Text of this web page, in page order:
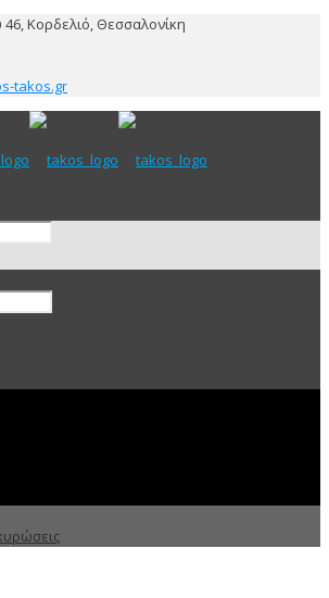
Κορδελιό, Θεσσαλονίκη
takos.gr